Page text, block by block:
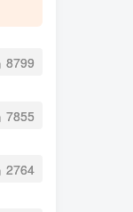
8799
7855
2764